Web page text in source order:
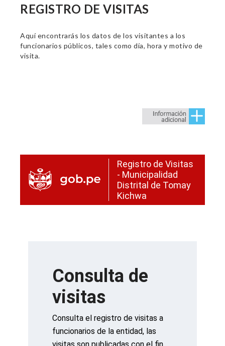
REGISTRO DE VISITAS
Aquí encontrarás los datos de los visitantes a los
funcionarios públicos, tales como día, hora y motivo de
visita.